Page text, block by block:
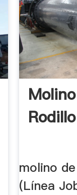
molino
(Línea